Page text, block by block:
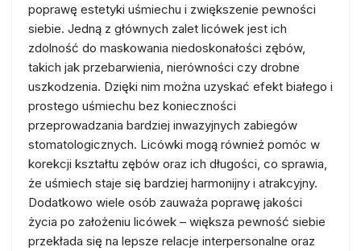
poprawę estetyki uśmiechu i zwiększenie pewności
siebie. Jedną z głównych zalet licówek jest ich
zdolność do maskowania niedoskonałości zębów,
takich jak przebarwienia, nierówności czy drobne
uszkodzenia. Dzięki nim można uzyskać efekt białego i
prostego uśmiechu bez konieczności
przeprowadzania bardziej inwazyjnych zabiegów
stomatologicznych. Licówki mogą również pomóc w
korekcji kształtu zębów oraz ich długości, co sprawia,
że uśmiech staje się bardziej harmonijny i atrakcyjny.
Dodatkowo wiele osób zauważa poprawę jakości
życia po założeniu licówek – większa pewność siebie
przekłada się na lepsze relacje interpersonalne oraz